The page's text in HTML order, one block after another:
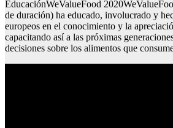
EducaciónWeValueFood
de duración) ha educado, involucrado y
europeos en el conocimiento y la
capacitando así a las próximas
decisiones sobre los alimentos que